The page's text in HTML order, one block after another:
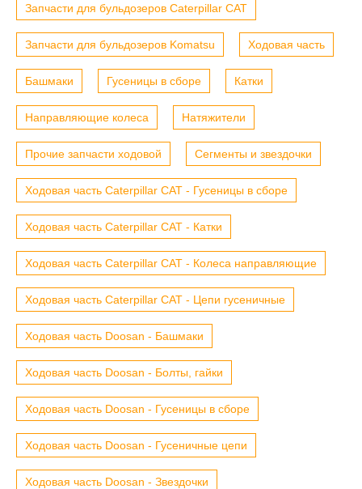
Запчасти для бульдозеров Caterpillar CAT
Запчасти для бульдозеров Komatsu Ходовая часть
Башмаки Гусеницы в сборе Катки
Направляющие колеса Натяжители
Прочие запчасти ходовой Сегменты и звездочки
Ходовая часть Caterpillar CAT - Гусеницы в сборе
Ходовая часть Caterpillar CAT - Катки
Ходовая часть Caterpillar CAT - Колеса направляющие
Ходовая часть Caterpillar CAT - Цепи гусеничные
Ходовая часть Doosan - Башмаки
Ходовая часть Doosan - Болты, гайки
Ходовая часть Doosan - Гусеницы в сборе
Ходовая часть Doosan - Гусеничные цепи
Ходовая часть Doosan - Звездочки